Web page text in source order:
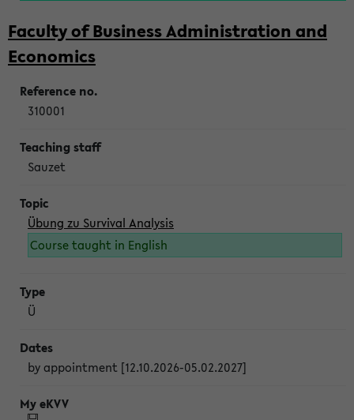
Faculty of Business Administration and
Economics
310001
Sauzet
Übung zu Survival Analysis
Course taught in English
Ü
by appointment [12.10.2026-05.02.2027]